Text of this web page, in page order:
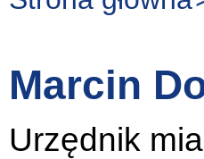
Marcin
Urzędnik